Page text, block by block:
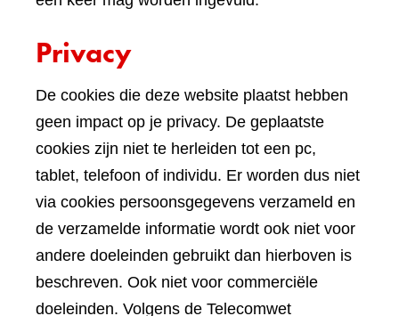
Privacy
De cookies die deze website plaatst hebben
geen impact op je privacy. De geplaatste
cookies zijn niet te herleiden tot een pc,
tablet, telefoon of individu. Er worden dus niet
via cookies persoonsgegevens verzameld en
de verzamelde informatie wordt ook niet voor
andere doeleinden gebruikt dan hierboven is
beschreven. Ook niet voor commerciële
doeleinden. Volgens de Telecomwet